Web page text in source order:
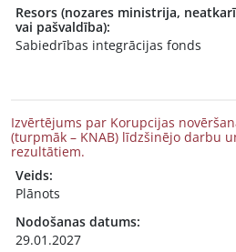
Resors (nozares ministrija,
vai pašvaldība):
Sabiedrības integrācijas fonds
Izvērtējums par Korupcijas
(turpmāk – KNAB) līdzšinējo darbu
rezultātiem.
Veids:
Plānots
Nodošanas datums:
29.01.2027